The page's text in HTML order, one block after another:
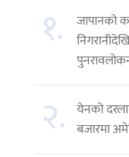
१.
जापानको
२. येनको
बजारमा